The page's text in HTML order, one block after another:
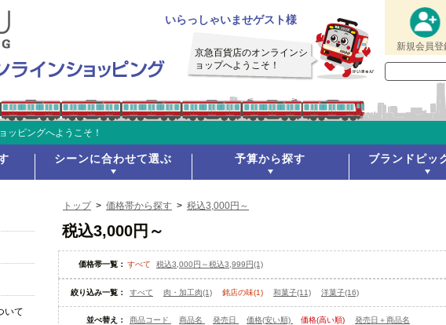
いらっしゃいませゲスト様
京急百貨店のオンラインシ
ョップへようこそ！
新規会員登
ッピングへようこそ！
シーンに合わせて選ぶ 予算から探す ブランドピッ
トップ > 価格帯から探す > 税込3,000円～
税込3,000円～
価格帯一覧： すべて 税込3,000円～税込3,999円(1)
絞り込み一覧： すべて 肉・加工肉(1) 銘店の味(1) 和菓子(11) 洋菓子(16)
並べ替え： 商品コード 商品名 発売日 価格(安い順) 価格(高い順) 発売日＋商品名
いて